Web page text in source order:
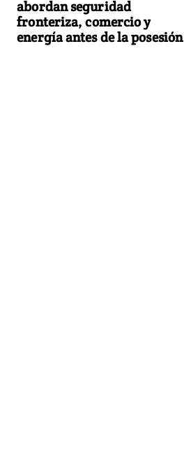
abordan seguridad
fronteriza, comercio y
energía antes de la posesión